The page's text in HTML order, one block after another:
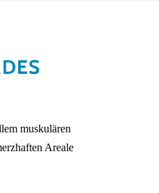
muskulären
Areale